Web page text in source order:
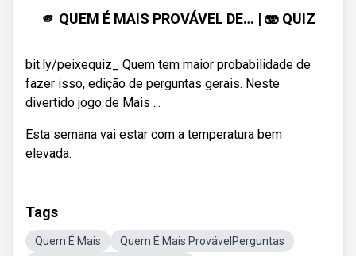
🫵 QUEM É MAIS PROVÁVEL DE… | 🫨 QUIZ
bit.ly/peixequiz_ Quem tem maior probabilidade de
fazer isso, edição de perguntas gerais. Neste
divertido jogo de Mais ...
Esta semana vai estar com a temperatura bem
elevada.
Tags
Quem É Mais
Quem É Mais ProvávelPerguntas